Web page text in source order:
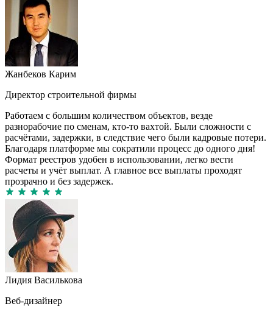
Жанбеков Карим
Директор строительной фирмы
Работаем с большим количеством объектов, везде
разнорабочие по сменам, кто-то вахтой. Были сложности с
расчётами, задержки, в следствие чего были кадровые потери.
Благодаря платформе мы сократили процесс до одного дня!
Формат реестров удобен в использовании, легко вести
расчеты и учёт выплат. А главное все выплаты проходят
прозрачно и без задержек.
Лидия Василькова
Веб-дизайнер